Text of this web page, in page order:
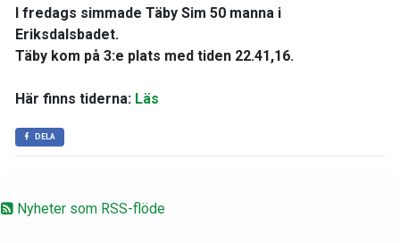
Nyheter som RSS-flöde
I fredags simmade Täby Sim 50 manna i
Eriksdalsbadet.
Täby kom på 3:e plats med tiden 22.41,16.
Här finns tiderna: Läs
DELA